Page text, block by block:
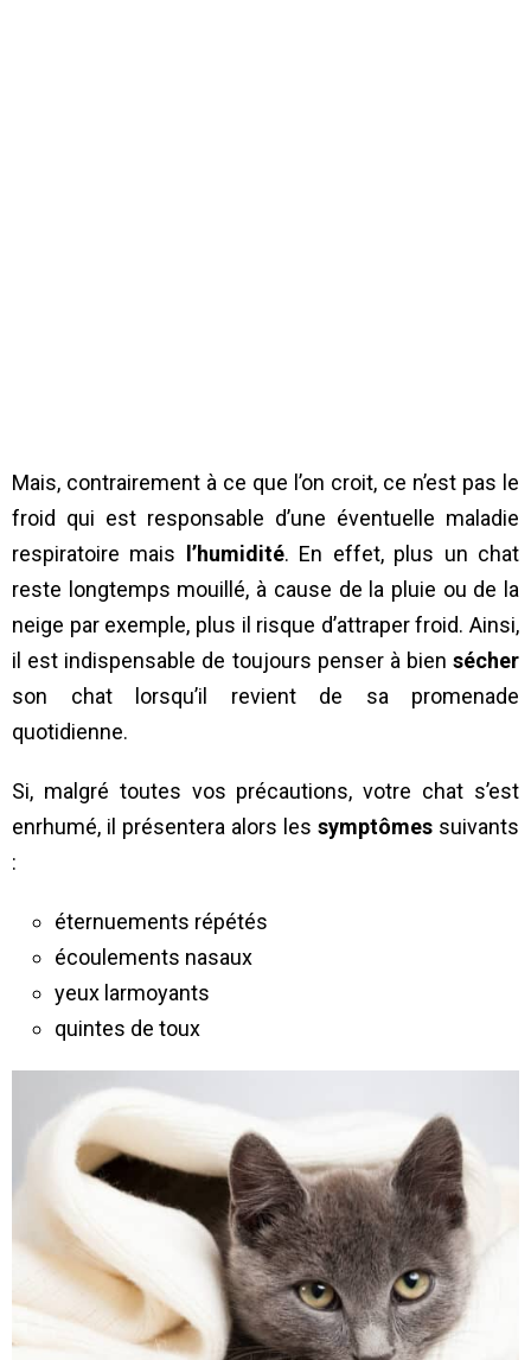
Mais, contrairement à ce que l’on croit, ce n’est pas le
froid qui est responsable d’une éventuelle maladie
respiratoire mais
l’humidité. En effet, plus un chat
reste longtemps mouillé, à cause de la pluie ou de la
neige par exemple, plus il risque d’attraper froid. Ainsi,
il est indispensable de toujours penser à bien sécher
son chat lorsqu’il revient de sa promenade
quotidienne.
Si, malgré toutes vos précautions, votre chat s’est
enrhumé, il présentera alors les symptômes suivants
:
éternuements répétés
écoulements nasaux
yeux larmoyants
quintes de toux